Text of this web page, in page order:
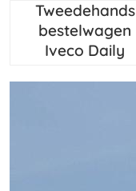
Tweedehands
bestelwagen
Iveco Daily